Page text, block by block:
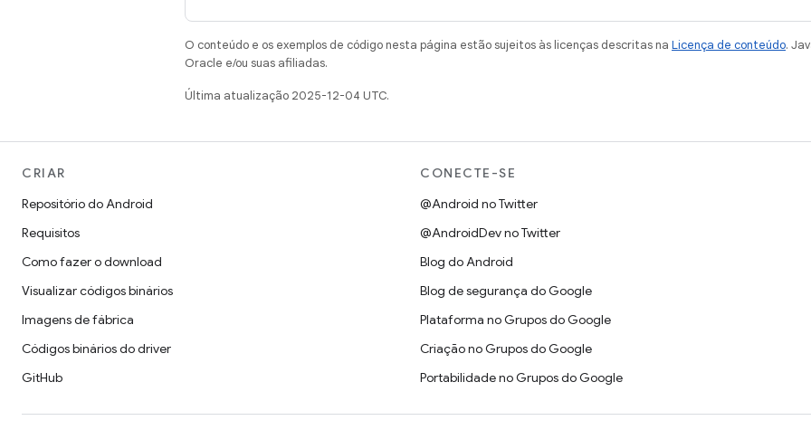
O conteúdo e os exemplos de código nesta página estão sujeitos às licenças descritas na Licença de conteúdo.
Oracle e/ou suas afiliadas.
Última atualização 2025-12-04 UTC.
CRIAR
Repositório do Android
Requisitos
Como fazer o download
Visualizar códigos binários
Imagens de fábrica
Códigos binários do driver
GitHub
CONECTE-SE
@Android no Twitter
@AndroidDev no Twitter
Blog do Android
Blog de segurança do Google
Plataforma no Grupos do Google
Criação no Grupos do Google
Portabilidade no Grupos do Google